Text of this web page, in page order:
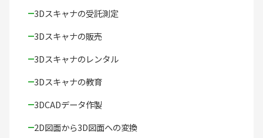
3Dスキャナの受託測定
3Dスキャナの販売
3Dスキャナのレンタル
3Dスキャナの教育
3DCADデータ作製
2D図面から3D図面への変換